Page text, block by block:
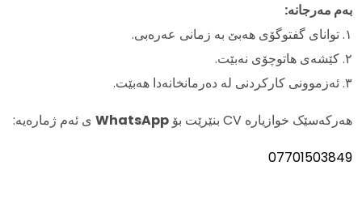
بەم مەرجانە:
۱. توانای گفتوگۆی هەبێ بە زمانی عەرەبی.
۲. کێشەی هاتوچۆی نەبێت.
۳. ئەزموونی کارکردنی لە دەرمانخانەدا هەبێت.
هەرکەسێک خوازیارە CV بنێرێت بۆ
WhatsApp ی ئەم ژمارەیە:
07701503849